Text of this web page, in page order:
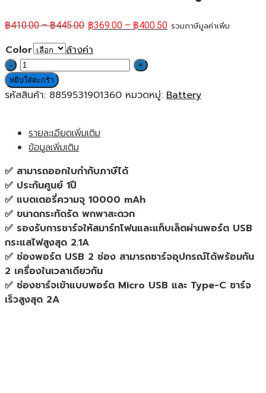
฿410.00–฿445.00 ฿369.00 – ฿400.50 รวมภาษีมูลค่าเพิ่ม
Color
ล้างค่า
จำนวน
Mofit
Powerbank
10,000mAh
พา
เวอร์
แบงค์
แบต
สำรอง
(White,
Black)
ของ
แท้
ประกัน
ศูนย์
หยิบใส่ตะกร้า
รหัสสินค้า: 8859531901360 หมวดหมู่: Battery
รายละเอียดเพิ่มเติม
ข้อมูลเพิ่มเติม
✅ สามารถออกใบกำกับภาษีได้
✅ ประกันศูนย์ 1ปี
✅ แบตเตอรี่ความจุ 10000 mAh
✅ ขนาดกระทัดรัด พกพาสะดวก
✅ รองรับการชาร์จให้สมาร์ทโฟนและแท็บเล็ตผ่านพอร์ต USB
กระแสไฟสูงสุด 2.1A
✅ ช่องพอร์ต USB 2 ช่อง สามารถชาร์จอุปกรณ์ได้พร้อมกัน
2 เครื่องในเวลาเดียวกัน
✅ ช่องชาร์จเข้าแบบพอร์ต Micro USB และ Type-C ชาร์จ
เร็วสูงสุด 2A